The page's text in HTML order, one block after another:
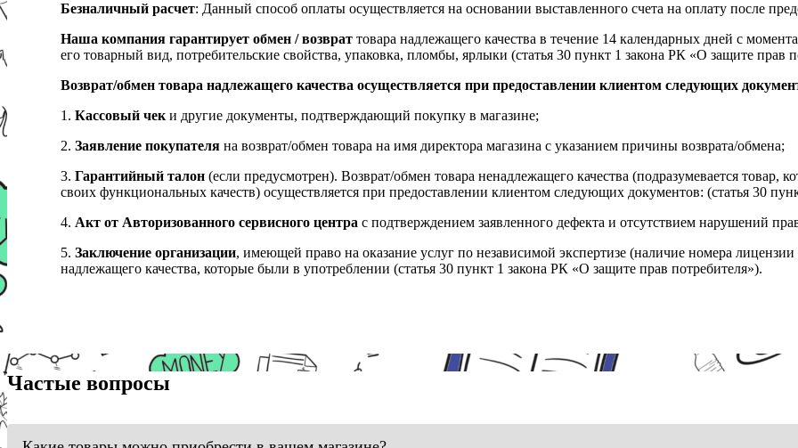
Безналичный расчет: Данный способ оплаты осуществляется на основании выставленного счета на оплату после
Наша компания гарантирует обмен / возврат товара надлежащего качества в течение 14 календарных дней с
его товарный вид, потребительские свойства, упаковка, пломбы, ярлыки (статья 30 пункт 1 закона РК «О защите прав
Возврат/обмен товара надлежащего качества осуществляется при предоставлении клиентом следующих
1. Кассовый чек и другие документы, подтверждающий покупку в магазине;
2. Заявление покупателя на возврат/обмен товара на имя директора магазина с указанием причины возврата/обмена;
3. Гарантийный талон (если предусмотрен). Возврат/обмен товара ненадлежащего качества (подразумевается товар,
своих функциональных качеств) осуществляется при предоставлении клиентом следующих документов: (статья 30
4. Акт от Авторизованного сервисного центра с подтверждением заявленного дефекта и отсутствием нарушений
5. Заключение организации, имеющей право на оказание услуг по независимой экспертизе (наличие номера
надлежащего качества, которые были в употреблении (статья 30 пункт 1 закона РК «О защите прав потребителя»).
Частые вопросы